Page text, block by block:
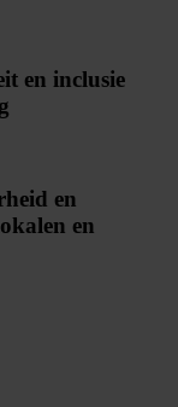
en inclusie
en
en